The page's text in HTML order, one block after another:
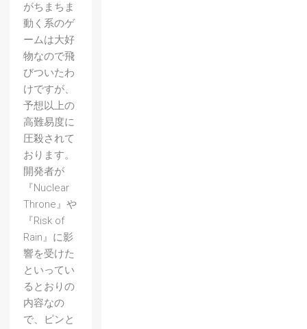
がちまちま
動く系のゲ
ームは大好
物なので飛
びついたわ
けですが、
予想以上の
高難易度に
圧殺されて
おります。
開発者が
『Nuclear
Throne』や
『Risk of
Rain』に影
響を受けた
といってい
るとおりの
内容なの
で、ピンと
【アサ
シンク
リード
4 ブラ